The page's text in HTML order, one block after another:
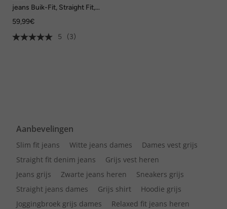
jeans Buik-Fit, Straight Fit,
59,99€
5
(3)
Aanbevelingen
Slim fit jeans Witte jeans dames
Dames vest grijs
Straight fit denim jeans
Grijs vest heren
Jeans grijs
Zwarte jeans heren
Sneakers grijs
Straight jeans dames
Grijs shirt
Hoodie grijs
Joggingbroek grijs dames
Relaxed fit jeans heren